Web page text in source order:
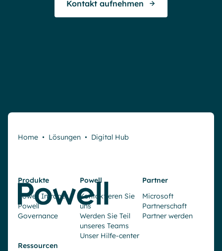
Kontakt aufnehmen
Home • Lösungen • Digital Hub
Produkte
Powell Intranet
Powell
Governance
Powell
Kontaktieren Sie
uns
Werden Sie Teil
unseres Teams
Unser Hilfe-center
Partner
Microsoft
Partnerschaft
Partner werden
Ressourcen